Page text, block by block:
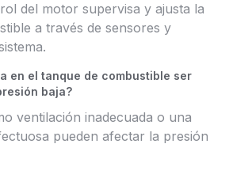
del motor supervisa y ajusta la
a través de sensores y
en el tanque de combustible ser
baja?
ventilación inadecuada o una
pueden afectar la presión